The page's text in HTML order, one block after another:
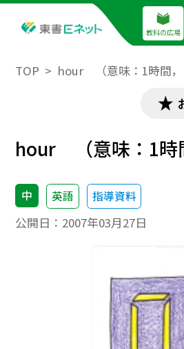
教科の広場
TOP hour （意味：1時間，
hour （意味：1時
中 英語 指導資料
公開日： 2007年03月27日